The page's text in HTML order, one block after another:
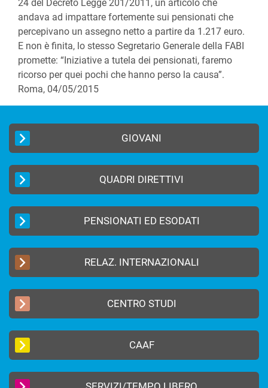
24 del Decreto Legge 201/2011, un articolo che
andava ad impattare fortemente sui pensionati che
percepivano un assegno netto a partire da 1.217 euro.
E non è finita, lo stesso Segretario Generale della FABI
promette: “Iniziative a tutela dei pensionati, faremo
ricorso per quei pochi che hanno perso la causa”.
Roma, 04/05/2015
GIOVANI
QUADRI DIRETTIVI
PENSIONATI ED ESODATI
RELAZ. INTERNAZIONALI
CENTRO STUDI
CAAF